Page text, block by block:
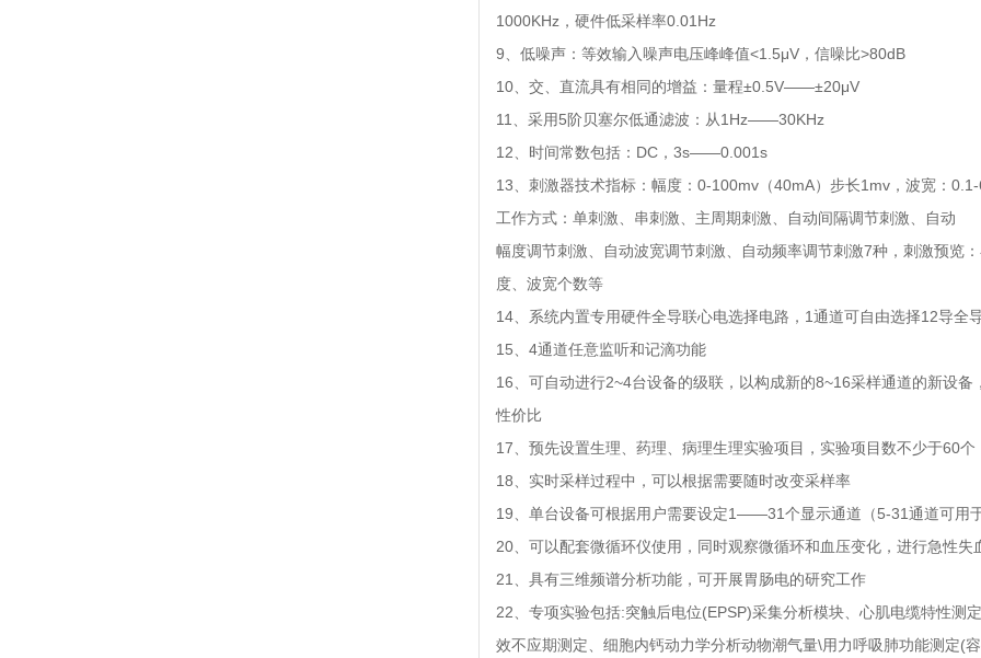
1000KHz ，硬件低采样率0.01Hz
9 、低噪声：等效输入噪声电压峰峰值<1.5μV ，信噪比>80dB
10 、交、直流具有相同的增益：量程±0.5V——±20μV
11
、采用5阶贝塞尔低通滤波：从1Hz——30KHz
12 、时间常数包括： DC ， 3s——0.001s
13 、刺激器技术指标：幅度： 0-100mv （40mA）步长1mv ，波宽：
工作方式：单刺激、串刺激、主周期刺激、自动间隔调节刺激、自动
幅度调节刺激、自动波宽调节刺激、自动频率调节刺激7种，刺激预览
度、波宽个数等
14 、系统内置专用硬件全导联心电选择电路， 1通道可自由选择12导全
15
4通道任意监听和记滴功能
16 、可自动进行2~4台设备的级联，以构成新的8~16采样通道的新设备
性价比
17 、预先设置生理、药理、病理生理实验项目，实验项目数不少于60个
18 、实时采样过程中，可以根据需要随时改变采样率
19 、单台设备可根据用户需要设定1——31个显示通道（5-31通道可用
20 、可以配套微循环仪使用，同时观察微循环和血压变化，进行急性
21
、具有三维频谱分析功能，可开展胃肠电的研究工作
22 、专项实验包括:突触后电位(EPSP)采集分析模块、心肌电缆特性测
效不应期测定、细胞内钙动力学分析动物潮气量\用力呼吸肺功能测定(